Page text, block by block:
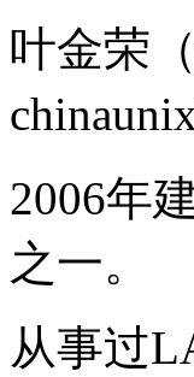
叶金荣
2006年
之一。
从事过